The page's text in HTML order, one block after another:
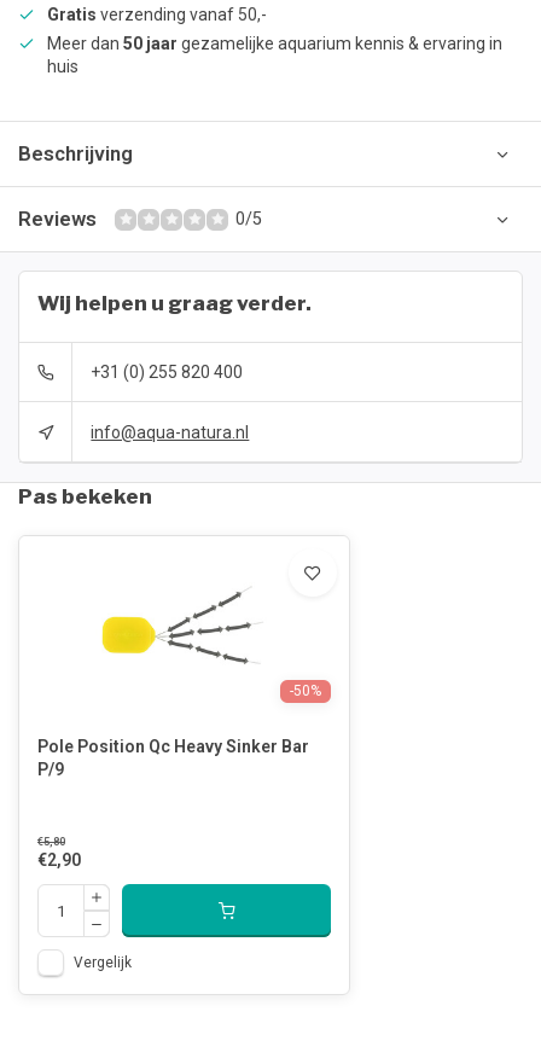
Gratis verzending vanaf 50,-
Meer dan 50 jaar gezamelijke aquarium kennis & ervaring in
huis
Beschrijving
Reviews 0/5
Wij helpen u graag verder.
+31 (0) 255 820 400
info@aqua-natura.nl
Pas bekeken
-50%
Pole Position Qc Heavy Sinker Bar
P/9
€5,80
€2,90
Vergelijk